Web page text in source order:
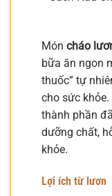
Món cháo
bữa ăn ngon
thuốc” tự
cho sức
thành phần
dưỡng chất,
khỏe.
Lợi ích từ lươn